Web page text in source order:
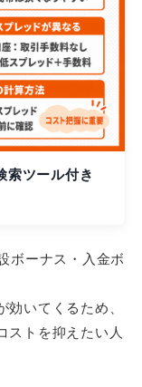
索ツール付き
ボーナス・入金ボ
いてくるため、
ストを抑えたい人